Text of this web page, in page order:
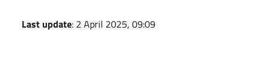
Last update: 2 April 2025, 09:09